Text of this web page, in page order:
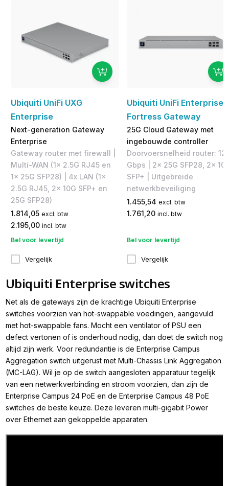
Ubiquiti UniFi UXG
Enterprise
Next-generation Gateway
Enterprise
Gateway router met firewall |
Multi-WAN (1x 2.5G RJ45 en
1x 25G SFP28) | 4x LAN (1x
2.5G RJ45, 2x 10G SFP+ en
25G SFP28)
1.814,05 excl. btw
2.195,00 incl. btw
Bel voor levertijd
Vergelijk
Ubiquiti UniFi Enterprise
Fortress Gateway
25G Cloud Gateway met
ingebouwde controller
Doorvoersnelheid router:
Gbps | 2x 25G SFP28, 2x
SFP+ | Uitgebreide
netwerkbeveiliging
1.455,54 excl. btw
1.761,20 incl. btw
Bel voor levertijd
Vergelijk
Ubiquiti Enterprise switches
Net als de gateways zijn de krachtige Ubiquiti Enterprise
switches voorzien van hot-swappable voedingen, aangevuld
met hot-swappable fans. Mocht een ventilator of PSU een
defect vertonen of is onderhoud nodig, dan doet de switch nog
altijd zijn werk. Voor redundantie is de Enterprise Campus
Aggregation switch uitgerust met Multi-Chassis Link Aggregation
(MC-LAG). Wil je op de switch aangesloten apparatuur tegelijk
van een netwerkverbinding en stroom voorzien, dan zijn de
Enterprise Campus 24 PoE en de Enterprise Campus 48 PoE
switches de beste keuze. Deze leveren multi-gigabit Power
over Ethernet aan gekoppelde apparaten.